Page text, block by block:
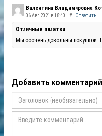
Валентина Владимировна
06 Авг 2021 в 18:40 # Ответить
Отличные палатки
Мы ооочень довольны покупкой.
Добавить комментарий